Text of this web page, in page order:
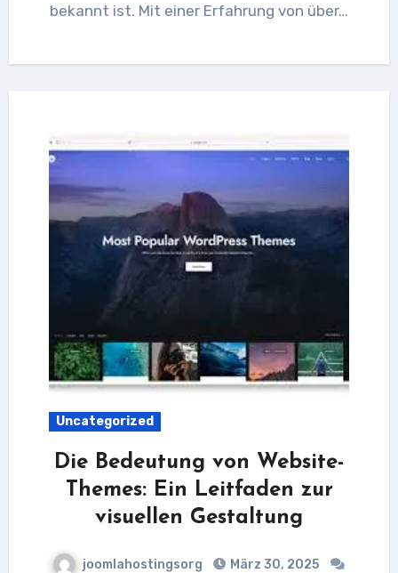
bekannt ist. Mit einer Erfahrung von über…
Uncategorized
Die Bedeutung von Website-
Themes: Ein Leitfaden zur
visuellen Gestaltung
joomlahostingsorg
März 30, 2025